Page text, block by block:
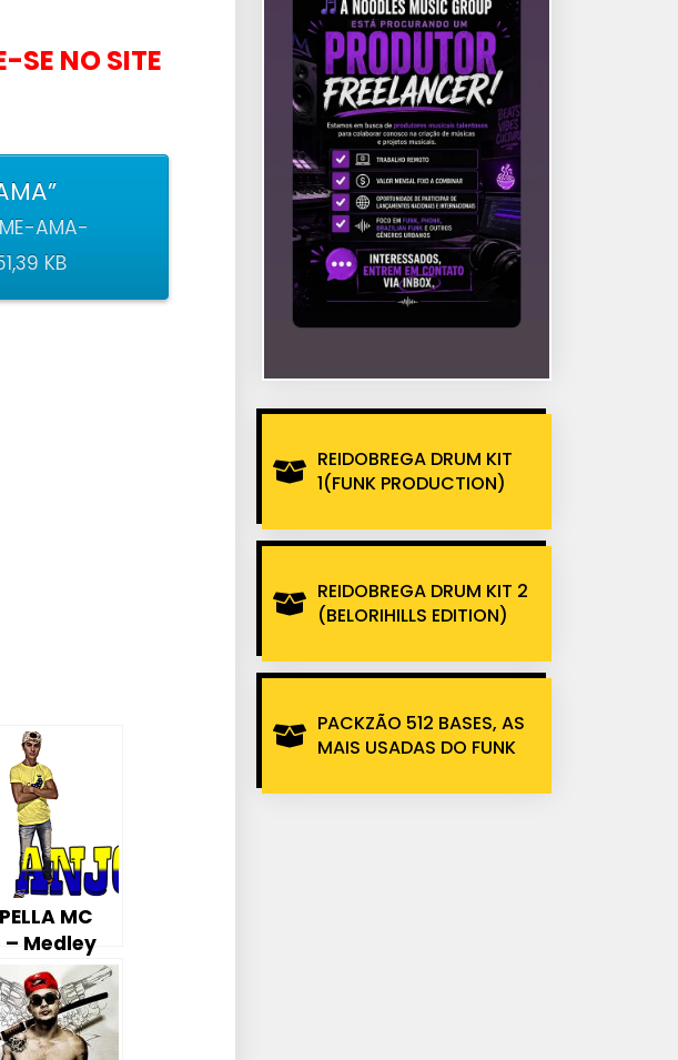
SE NO SITE
AMA-
KB
MC
– Medley
REIDOBREGA DRUM KIT
1(FUNK PRODUCTION)
REIDOBREGA DRUM KIT 2
(BELORIHILLS EDITION)
PACKZÃO 512 BASES, AS
MAIS USADAS DO FUNK